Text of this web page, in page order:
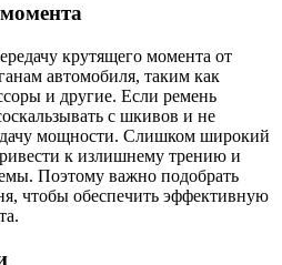
крутящего момента от
автомобиля, таким как
и другие. Если ремень
с шкивов и не
мощности. Слишком широкий
к излишнему трению и
Поэтому важно подобрать
чтобы обеспечить эффективную